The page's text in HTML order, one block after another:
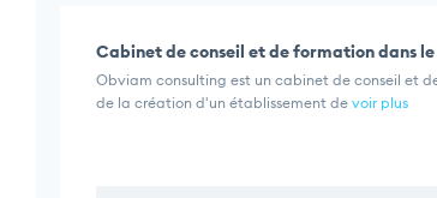
Cabinet de conseil et de formation dans
Obviam consulting est un cabinet de conseil et
de la création d'un établissement de voir plus